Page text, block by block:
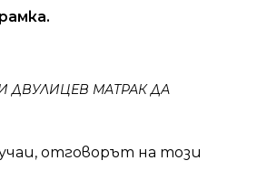
ДВУЛИЦЕВ МАТРАК ДА
отговорът на този